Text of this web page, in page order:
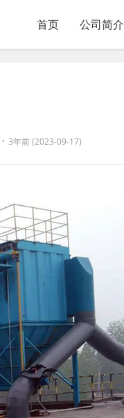
首页 公司简介
· 3年前 (2023-09-17)